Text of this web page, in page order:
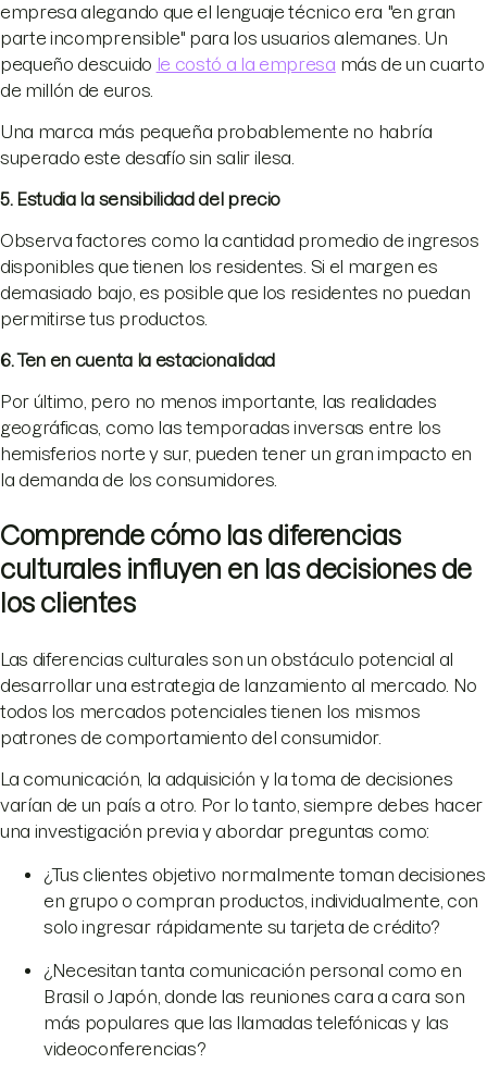
empresa alegando que el lenguaje técnico era "en gran
parte incomprensible" para los usuarios alemanes. Un
pequeño descuido le costó a la empresa más de un cuarto
de millón de euros.
Una marca más pequeña probablemente no habría
superado este desafío sin salir ilesa.
5. Estudia la sensibilidad del precio
Observa factores como la cantidad promedio de ingresos
disponibles que tienen los residentes. Si el margen es
demasiado bajo, es posible que los residentes no puedan
permitirse tus productos.
6. Ten en cuenta la estacionalidad
Por último, pero no menos importante, las realidades
geográficas, como las temporadas inversas entre los
hemisferios norte y sur, pueden tener un gran impacto en
la demanda de los consumidores.
Comprende cómo las diferencias
culturales influyen en las decisiones de
los clientes
Las diferencias culturales son un obstáculo potencial al
desarrollar una estrategia de lanzamiento al mercado. No
todos los mercados potenciales tienen los mismos
patrones de comportamiento del consumidor.
La comunicación, la adquisición y la toma de decisiones
varían de un país a otro. Por lo tanto, siempre debes hacer
una investigación previa y abordar preguntas como:
¿Tus clientes objetivo normalmente toman decisiones
en grupo o compran productos, individualmente, con
solo ingresar rápidamente su tarjeta de crédito?
¿Necesitan tanta comunicación personal como en
Brasil o Japón, donde las reuniones cara a cara son
más populares que las llamadas telefónicas y las
videoconferencias?